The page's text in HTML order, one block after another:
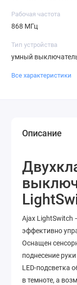
Рабочая частота
868 МГц
Тип устройства
умный
Все характеристики
Описание
Ajax LightSwitch
эффективно
Оснащен
поднесение
LED-подсветка
в темноте, а